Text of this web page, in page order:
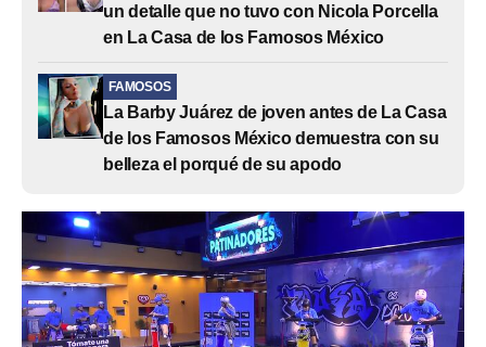
un detalle que no tuvo con Nicola Porcella
en La Casa de los Famosos México
FAMOSOS
La Barby Juárez de joven antes de La Casa
de los Famosos México demuestra con su
belleza el porqué de su apodo